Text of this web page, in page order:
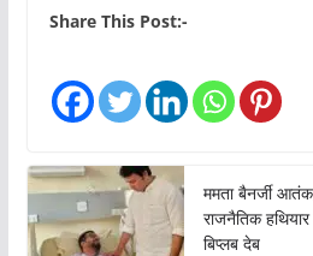
a
n
…
Share This Post:-
ममता बैनर्जी
राजनैतिक
बिप्लब देब